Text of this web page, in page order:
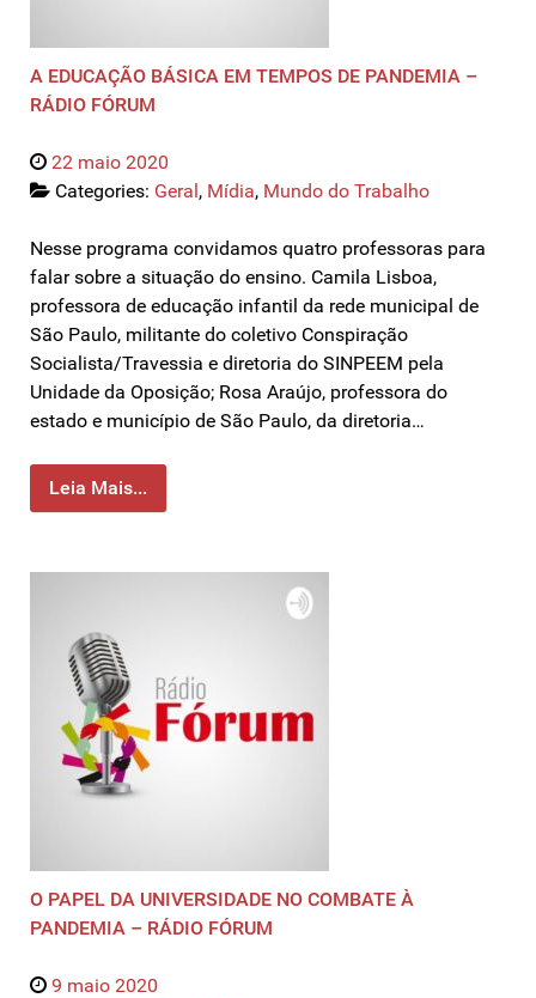
A EDUCAÇÃO BÁSICA EM TEMPOS DE PANDEMIA –
RÁDIO FÓRUM
22 maio 2020
Categories: Geral, Mídia, Mundo do Trabalho
Nesse programa convidamos quatro professoras para
falar sobre a situação do ensino. Camila Lisboa,
professora de educação infantil da rede municipal de
São Paulo, militante do coletivo Conspiração
Socialista/Travessia e diretoria do SINPEEM pela
Unidade da Oposição; Rosa Araújo, professora do
estado e município de São Paulo, da diretoria…
Leia Mais...
O PAPEL DA UNIVERSIDADE NO COMBATE À
PANDEMIA – RÁDIO FÓRUM
9 maio 2020